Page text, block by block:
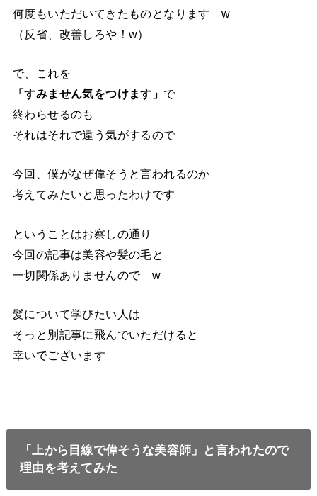
何度もいただいてきたものとなります w
（反省、改善しろや！w）
で、これを
「すみません気をつけます」 で
終わらせるのも
それはそれで違う気がするので
今回、僕がなぜ偉そうと言われるのか
考えてみたいと思ったわけです
ということはお察しの通り
今回の記事は美容や髪の毛と
一切関係ありませんので w
髪について学びたい人は
そっと別記事に飛んでいただけると
幸いでございます
「上から目線で偉そうな美容師」と言われたので
理由を考えてみた